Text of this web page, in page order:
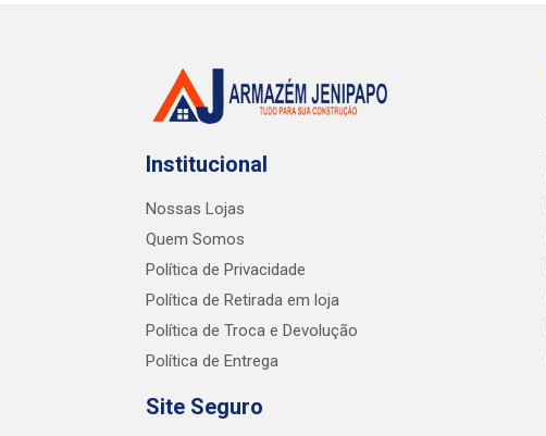
Institucional
Nossas Lojas
Quem Somos
Política de Privacidade
Política de Retirada em loja
Política de Troca e Devolução
Política de Entrega
Site Seguro